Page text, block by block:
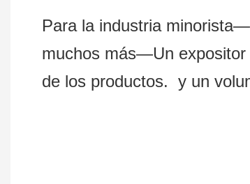
Para la industria
muchos más—Un expositor
de los productos. y un